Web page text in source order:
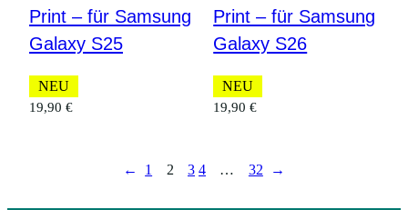
Print – für Samsung
Galaxy S25
NEU
19,90 €
Print – für Samsung
Galaxy S26
NEU
19,90€
← 1 2 3 4 … 32 →